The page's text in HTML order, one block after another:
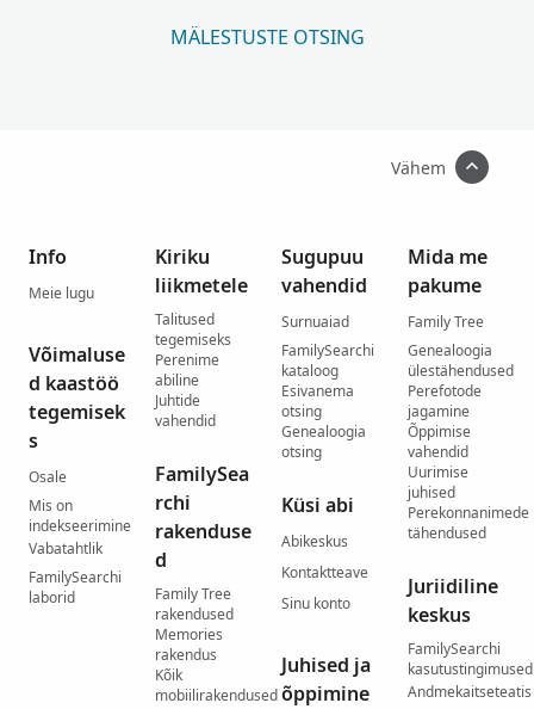
MÄLESTUSTE OTSING
Vähem
Info
Meie lugu
Võimaluse
d kaastöö
tegemisek
s
Osale
Mis on
indekseerimine
Vabatahtlik
FamilySearchi
laborid
Kiriku
liikmetele
Talitused
tegemiseks
Perenime
abiline
Juhtide
vahendid
FamilySea
rchi
rakenduse
d
Family Tree
rakendused
Memories
rakendus
Kõik
mobiilirakendused
Sugupuu
vahendid
Surnuaiad
FamilySearchi
kataloog
Esivanema
otsing
Genealoogia
otsing
Küsi abi
Abikeskus
Kontaktteave
Sinu konto
Juhised ja
õppimine
Mida me
pakume
Family Tree
Genealoogia
ülestähendused
Perefotode
jagamine
Õppimise
vahendid
Uurimise
juhised
Perekonnanimede
tähendused
Juriidiline
keskus
FamilySearchi
kasutustingimused
Andmekaitseteatis